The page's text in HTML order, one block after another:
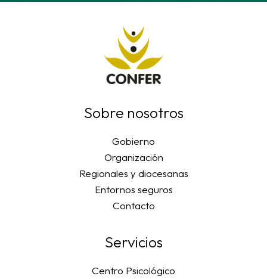
Sobre nosotros
Gobierno
Organización
Regionales y diocesanas
Entornos seguros
Contacto
Servicios
Centro Psicológico